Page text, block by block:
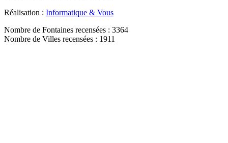
Réalisation : Informatique & Vous
Nombre de Fontaines recensées : 3364
Nombre de Villes recensées : 1911